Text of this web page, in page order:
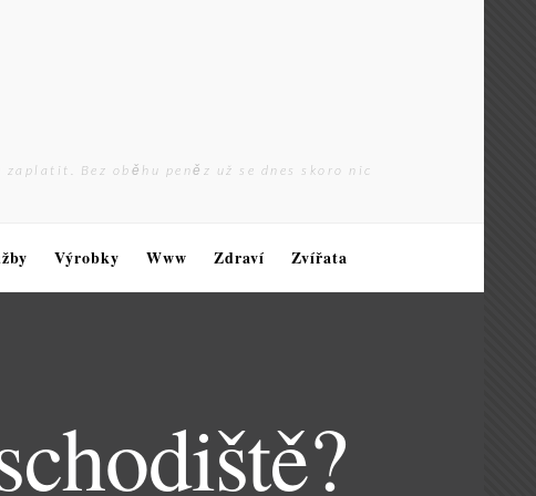
Bez oběhu peněz už se dnes skoro nic
Výrobky Www Zdraví Zvířata